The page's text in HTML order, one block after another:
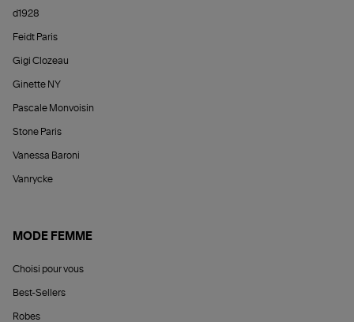
d1928
Feidt Paris
Gigi Clozeau
Ginette NY
Pascale Monvoisin
Stone Paris
Vanessa Baroni
Vanrycke
MODE FEMME
Choisi pour vous
Best-Sellers
Robes